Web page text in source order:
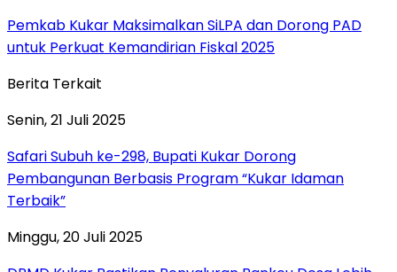
Pemkab Kukar Maksimalkan SiLPA dan Dorong PAD
untuk Perkuat Kemandirian Fiskal 2025
Berita Terkait
Senin, 21 Juli 2025
Safari Subuh ke-298, Bupati Kukar Dorong
Pembangunan Berbasis Program “Kukar Idaman
Terbaik”
Minggu, 20 Juli 2025